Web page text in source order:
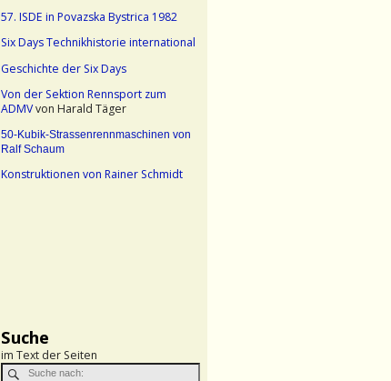
57. ISDE in Povazska Bystrica 1982
Six Days Technikhistorie international
Geschichte der Six Days
Von der Sektion Rennsport zum
ADMVvon Harald Täger
50-Kubik-Strassenrennmaschinen von
Ralf Schaum
Konstruktionen von Rainer Schmidt
Suche
im Text der Seiten